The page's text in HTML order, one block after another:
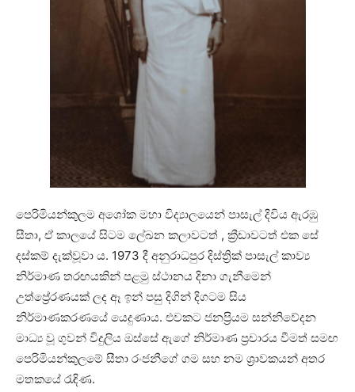
පෙරිමියන්කුලම අශෝක මහා විද්‍යාලයෙන් පාසැල් දිවිය ඇරඹු
සීතා, ඒ කාලයේ සිටම ලේඛන කලාවටත් , ක්‍රීඩාවටත් එක සේ
දස්කම් දැක්වූවා ය. 1973 දී අනුරාධපුර දිස්ත්‍රික් පාසැල් කාව්‍ය
නිර්මාණ තරඟයකින් පළමු ස්ථානය දිනා ගැනීමෙන්
උත්ප්‍රේරණයක් ලද ඈ ඉන් පසු දිගින් දිගටම සිය
නිර්මාණකරණයේ යෙදුණාය. එවකට ජනප්‍රියම සන්නිවේදන
මාධ්‍ය වූ ගුවන් විදුලිය ඔස්සේ ඇගේ නිර්මාණ ප්‍රචාරය වීමත් සමඟ
පෙරිමියන්කුලමේ සීතා රංජනීගේ ගම සහ නම ශ්‍රාවකයන් අතර
මතකයේ රැඳිණ.